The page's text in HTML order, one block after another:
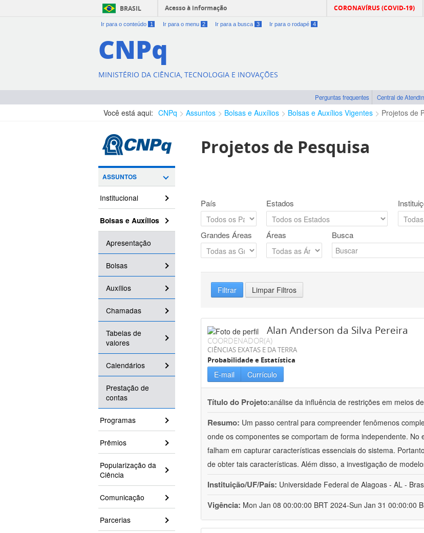
BRASIL Acesso à informação CORONAVÍRUS (COVID-19)
Ir para o conteúdo 1 Ir para o menu 2 Ir para a busca 3 Ir para o rodapé 4
CNPq
MINISTÉRIO DA CIÊNCIA, TECNOLOGIA E INOVAÇÕES
Perguntas frequentes Central de
Você está aqui: CNPq Assuntos Bolsas e Auxílios Bolsas e Auxílios Vigentes Projetos de
ASSUNTOS
Institucional
Bolsas e Auxílios
Apresentação
Bolsas
Auxílios
Chamadas
Tabelas de
valores
Calendários
Prestação de
contas
Programas
Prêmios
Popularização da
Ciência
Comunicação
Parcerias
Projetos de Pesquisa
País Estados
Grandes Áreas Áreas Busca
Filtrar Limpar Filtros
Alan Anderson da Silva Pereira
COORDENADOR(A)
CIÊNCIAS EXATAS E DA TERRA
Probabilidade e Estatística
E-mail Currículo
Título do Projeto:análise da influência de restrições em meios
Resumo: Um passo central para compreender fenômenos
onde os componentes se comportam de forma independente.
falham em capturar características essenciais do sistema.
de obter tais características. Além disso, a investigação de
Instituição/UF/País: Universidade Federal de Alagoas - AL -
Vigência: Mon Jan 08 00:00:00 BRT 2024-Sun Jan 31 00:00:00